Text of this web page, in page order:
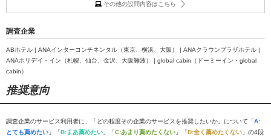
その他の設問内容はこちら
調査企業
ABホテル | ANAインターコンチネンタル（東京、横浜、大阪） | ANAクラウンプラザホテル |
ANAホリデイ・イン（札幌、仙台、金沢、大阪難波） | global cabin（ドーミーイン・global
cabin）
推奨意向
調査企業のサービス利用者に、「どの程度その企業のサービスを推奨したいか」について「A:
とても薦めたい 」「B:まあ薦めたい 」「C:あまり薦めたくない 」「D:全く薦めたくない 」の4段